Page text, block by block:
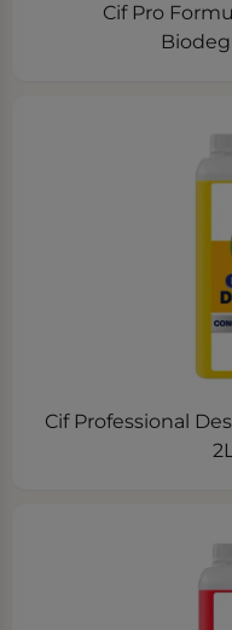
Cif Pro
Cif Professional